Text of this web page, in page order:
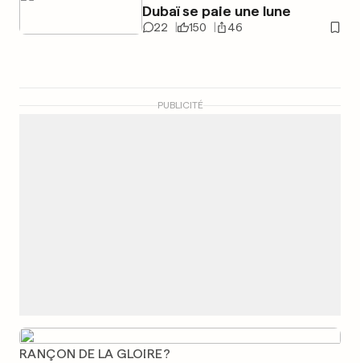
Dubaï se paie une lune
22 150 46
PUBLICITÉ
RANÇON DE LA GLOIRE?